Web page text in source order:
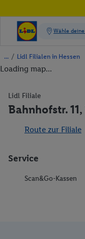
/ Lidl Filialen in Hessen
Loading map...
Lidl Filiale
Bahnhofstr.
Route zur Filiale
Service
Scan&Go-Kassen